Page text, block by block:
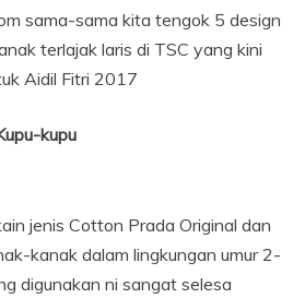
sama-sama kita tengok 5 design
terlajak laris di TSC yang kini
Aidil Fitri 2017
kupu
jenis Cotton Prada Original dan
kanak dalam lingkungan umur 2-
digunakan ni sangat selesa